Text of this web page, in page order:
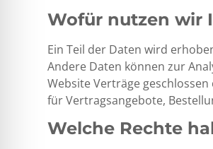
Wofür nutzen wir
Ein Teil der Daten wird
Andere Daten können zur
Website Verträge
für Vertragsangebote,
Welche Rechte